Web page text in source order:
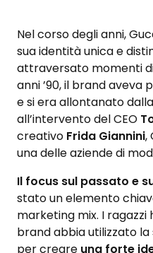
Nel corso degli anni,
sua identità unica e
attraversato momenti
anni ’90, il brand aveva
e si era allontanato
all’intervento del CEO
creativo Frida Giannini,
una delle aziende di
Il focus sul passato e
stato un elemento
marketing mix. I
brand abbia utilizzato
per creare una forte